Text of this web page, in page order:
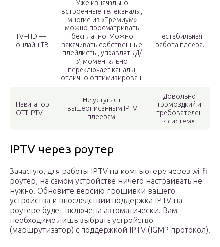
TV+HD —
онлайн ТВ
Уже изначально
встроенные телеканалы,
многие из «Премиум»
можно просматривать
бесплатно. Можно
закачивать собственные
плейлисты, управлять Д/
У, моментально
переключает каналы,
отлично оптимизирован.
Нестабильная
работа плеера.
Навигатор
ОТТ IPTV
Не уступает
вышеописанным IPTV
плеерам.
Довольно
громоздкий и
требователен
к системе.
IPTV через роутер
Зачастую, для работы IPTV на компьютере через wi-fi
роутер, на самом устройстве ничего настраивать не
нужно. Обновите версию прошивки вашего
устройства и впоследствии поддержка IPTV на
роутере будет включена автоматически. Вам
необходимо лишь выбрать устройство
(маршрутизатор) с поддержкой IPTV (IGMP протокол).